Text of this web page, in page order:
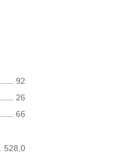
92
26
66
528,0